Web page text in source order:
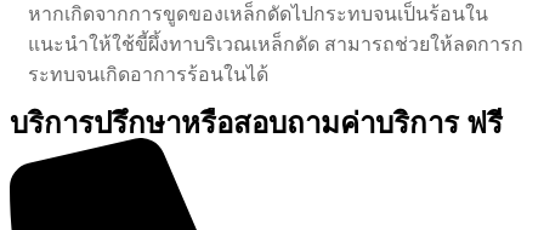
หากเกิดจากการขูดของเหล็กดัดไปกระทบจนเป็นร้อนใน
แนะนำให้ใช้ขี้ผึ้งทาบริเวณเหล็กดัด สามารถช่วยให้ลดการก
ระทบจนเกิดอาการร้อนในได้
บริการปรึกษาหรือสอบถามค่าบริการ ฟรี